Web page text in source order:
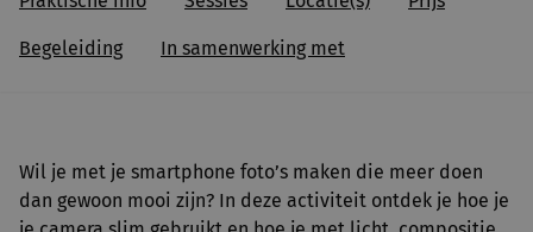
Begeleiding In samenwerking met
Wil je met je smartphone foto’s maken die meer doen
dan gewoon mooi zijn? In deze activiteit ontdek je hoe je